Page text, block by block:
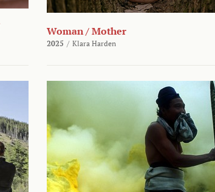
Woman / Mother
2025 / Klara Harden